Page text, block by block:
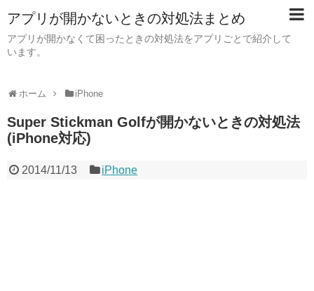
アプリが開かないときの対処法まとめ
アプリが開かなくて困ったときの対処法をアプリごとで紹介して
います。
ホーム iPhone
Super Stickman Golfが開かないときの対処法
(iPhone対応)
2014/11/13 iPhone